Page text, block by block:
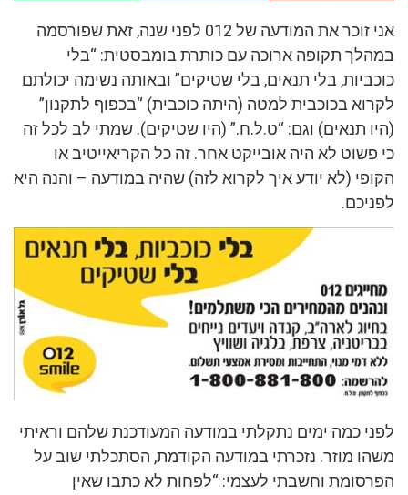
אני זוכר את המודעה של 012 לפני שנה, זאת שפורסמה
במהלך תקופה ארוכה עם כותרת בומבסטית: “בלי
כוכביות, בלי תנאים, בלי שטיקים” ובאותה נשימה יכולתם
לקרוא בכוכבית למטה (היתה כוכבית) “בכפוף לתקנון”
(היו תנאים) וגם: “ט.ל.ח.” (היו שטיקים). שמתי לב לכל זה
כי פשוט לא היה אובייקט אחר. זה כל הקריאייטיב או
הקופי (לא יודע איך לקרוא לזה) שהיה במודעה – והנה היא
לפניכם.
לפני כמה ימים נתקלתי במודעה המעודכנת שלהם וראיתי
משהו מוזר. נזכרתי במודעה הקודמת, הסתכלתי שוב על
הפרסומת וחשבתי לעצמי: “לפחות לא כתבו שאין